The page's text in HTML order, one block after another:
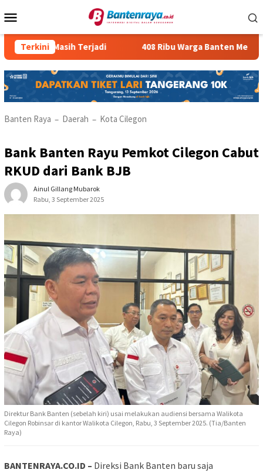
ke
Mobile
Terkini
Masih Terjadi 408 Ribu Warga Banten Menganggur
Banten Raya – Daerah – Kota Cilegon
Bank Banten Rayu Pemkot Cilegon Cabut
RKUD dari Bank BJB
Ainul Gillang Mubarok
Rabu, 3 September 2025
Direktur Bank Banten (sebelah kiri) usai melakukan audiensi bersama Walikota
Cilegon Robinsar di kantor Walikota Cilegon, Rabu, 3 September 2025. (Tia/Banten
Raya)
BANTENRAYA.CO.ID – Direksi Bank Banten baru saja